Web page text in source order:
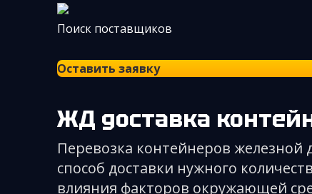
Поиск поставщиков
Оставить заявку
ЖД доставка
Перевозка контейнеров железной
способ доставки нужного
влияния факторов окружающей